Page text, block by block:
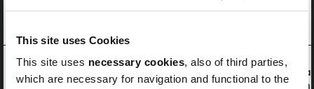
This site uses Cookies
This site uses necessary cookies, also of third parties,
which are necessary for navigation and functional to the
Afzalliklar
fayllari
Veb-sayt o’zini tutishi
yoki ko’rinishini
o’zgartiradigan
Siz tanlagan til
yoki siz
hududni aniqlash